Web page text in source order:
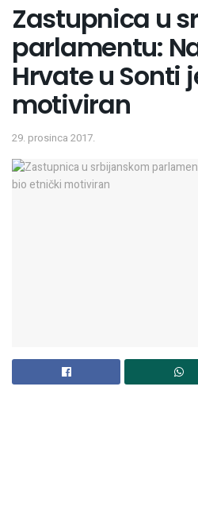
Zastupnica u
parlamentu:
Hrvate u Sonti
motiviran
29. prosinca 2017.